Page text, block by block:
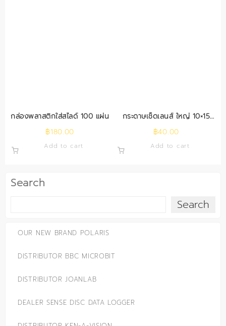
Search
Search
OUR NEW BRAND POLARIS
กล่องพลาสติกใส่สไลด์ 100 แผ่น
฿180.00
Add to cart
กระดาษเช็ดเลนส์ ใหญ่ 10×15
ซม.
฿40.00
Add to cart